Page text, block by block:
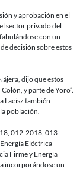
de
la
gestión
pandemia
en
Honduras
y aprobación en el
sector privado del
con un
decisión sobre estos
dijo que estos
y parte de Yoro”.
Laeisz también
población.
012-2018, 013-
Eléctrica
Firme y Energía
incorporándose un